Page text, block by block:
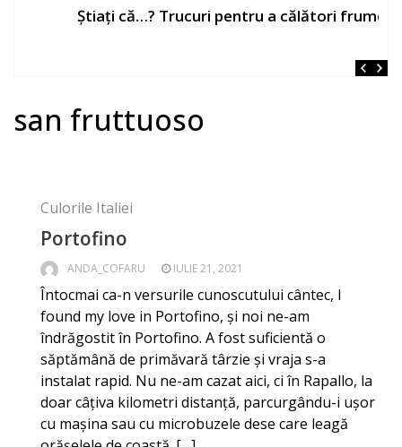
Știați că…? Trucuri pentru a călători frumos
san fruttuoso
Culorile Italiei
Portofino
ANDA_COFARU IULIE 21, 2021
Întocmai ca-n versurile cunoscutului cântec, I
found my love in Portofino, și noi ne-am
îndrăgostit în Portofino. A fost suficientă o
săptămână de primăvară târzie și vraja s-a
instalat rapid. Nu ne-am cazat aici, ci în Rapallo, la
doar câțiva kilometri distanță, parcurgându-i ușor
cu mașina sau cu microbuzele dese care leagă